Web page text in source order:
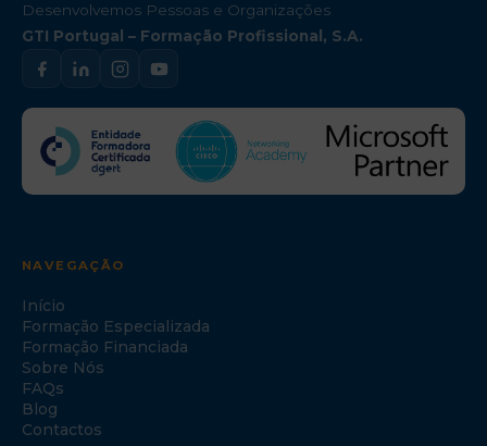
Desenvolvemos Pessoas e Organizações
GTI Portugal – Formação Profissional, S.A.
NAVEGAÇÃO
Início
Formação Especializada
Formação Financiada
Sobre Nós
FAQs
Blog
Contactos